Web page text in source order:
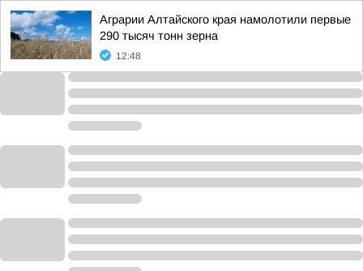
Аграрии Алтайского края намолотили первые
290 тысяч тонн зерна
12:48